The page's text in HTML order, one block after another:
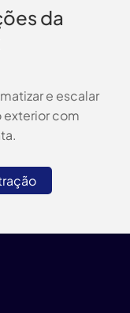
da
e escalar
exterior com